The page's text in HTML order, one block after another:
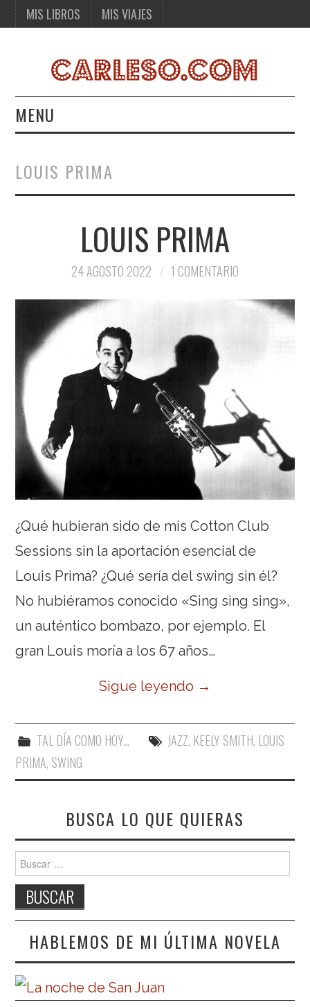
MIS LIBROS MIS VIAJES
MENU
MIS VIAJES
LOUIS PRIMA
LOUIS PRIMA
24 AGOSTO 2022 1 COMENTARIO
¿Qué hubieran sido de mis Cotton Club
Sessions sin la aportación esencial de
Louis Prima? ¿Qué sería del swing sin él?
No hubiéramos conocido «Sing sing sing»,
un auténtico bombazo, por ejemplo. El
gran Louis moría a los 67 años…
Sigue leyendo →
TAL DÍA COMO HOY... JAZZ, KEELY SMITH, LOUIS
PRIMA, SWING
BUSCA LO QUE QUIERAS
Buscar:
HABLEMOS DE MI ÚLTIMA NOVELA